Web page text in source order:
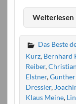
Weiterlesen
Das Beste
Kurz, Bernhard
Reiber,
Elstner,
Dressler,
Klaus Meine,